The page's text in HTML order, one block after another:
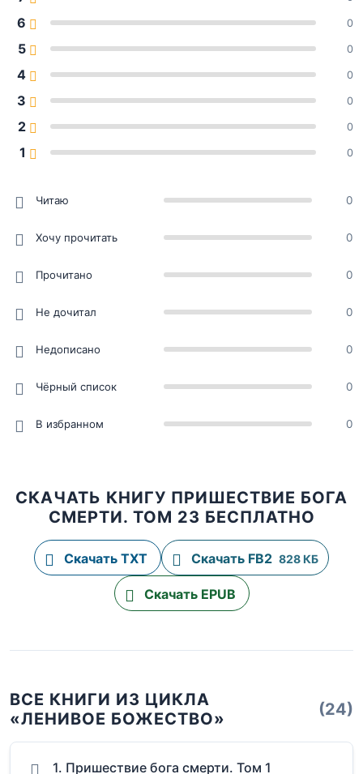
6 0
5 0
4 0
3 0
2 0
1 0
Читаю 0
Хочу прочитать 0
Прочитано 0
Не дочитал 0
Недописано 0
Чёрный список 0
В избранном 0
СКАЧАТЬ КНИГУ ПРИШЕСТВИЕ БОГА
СМЕРТИ. ТОМ 23 БЕСПЛАТНО
Скачать TXT Скачать FB2 828 КБ
Скачать EPUB
ВСЕ КНИГИ ИЗ ЦИКЛА
«ЛЕНИВОЕ БОЖЕСТВО»
(24)
1. Пришествие бога смерти. Том 1